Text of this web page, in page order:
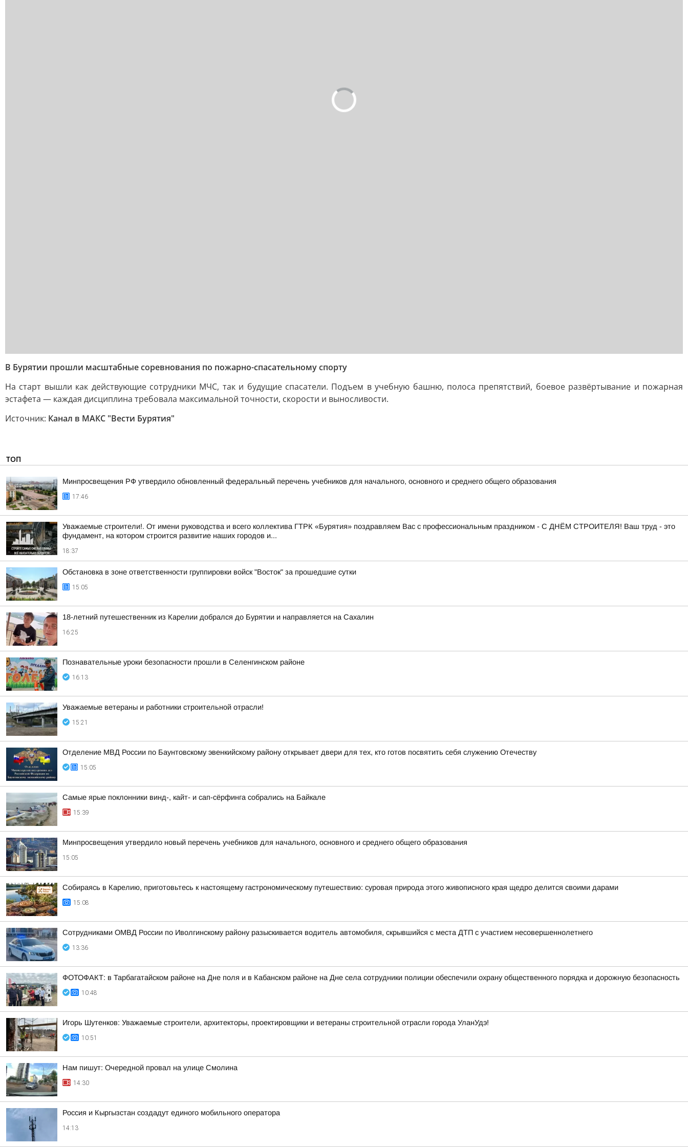
В Бурятии прошли масштабные соревнования по пожарно-спасательному спорту
На старт вышли как действующие сотрудники МЧС, так и будущие спасатели. Подъем в учебную башню, полоса препятствий, боевое развёртывание и пожарная
эстафета — каждая дисциплина требовала максимальной точности, скорости и выносливости.
Источник: Канал в МАКС "Вести Бурятия"
ТОП
Минпросвещения РФ утвердило обновленный федеральный перечень учебников для начального, основного и среднего общего образования
17:46
Уважаемые строители!. От имени руководства и всего коллектива ГТРК «Бурятия» поздравляем Вас с профессиональным праздником - С ДНЁМ СТРОИТЕЛЯ! Ваш труд - это
фундамент, на котором строится развитие наших городов и...
18:37
Обстановка в зоне ответственности группировки войск "Восток" за прошедшие сутки
15:05
18-летний путешественник из Карелии добрался до Бурятии и направляется на Сахалин
16:25
Познавательные уроки безопасности прошли в Селенгинском районе
16:13
Уважаемые ветераны и работники строительной отрасли!
15:21
Отделение МВД России по Баунтовскому эвенкийскому району открывает двери для тех, кто готов посвятить себя служению Отечеству
15:05
Самые ярые поклонники винд-, кайт- и сап-сёрфинга собрались на Байкале
15:39
Минпросвещения утвердило новый перечень учебников для начального, основного и среднего общего образования
15:05
Собираясь в Карелию, приготовьтесь к настоящему гастрономическому путешествию: суровая природа этого живописного края щедро делится своими дарами
15:08
Сотрудниками ОМВД России по Иволгинскому району разыскивается водитель автомобиля, скрывшийся с места ДТП с участием несовершеннолетнего
13:36
ФОТОФАКТ: в Тарбагатайском районе на Дне поля и в Кабанском районе на Дне села сотрудники полиции обеспечили охрану общественного порядка и дорожную безопасность
10:48
Игорь Шутенков: Уважаемые строители, архитекторы, проектировщики и ветераны строительной отрасли города УланУдэ!
10:51
Нам пишут: Очередной провал на улице Смолина
14:30
Россия и Кыргызстан создадут единого мобильного оператора
14:13